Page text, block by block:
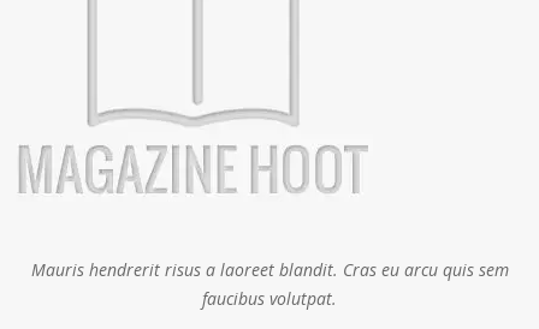
Mauris hendrerit risus a laoreet blandit. Cras eu arcu quis sem
faucibus volutpat.